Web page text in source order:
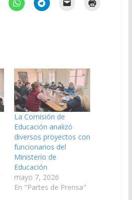
La Comisión de
Educación analizó
diversos proyectos con
funcionarios del
Ministerio de
Educación
mayo 7, 2026
En "Partes de Prensa"